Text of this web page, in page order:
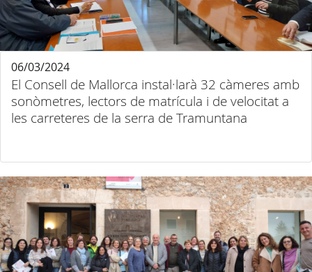
El Consell de Mallorca instal·larà 32 càmeres amb
sonòmetres, lectors de matrícula i de velocitat a
les carreteres de la serra de Tramuntana
06/03/2024